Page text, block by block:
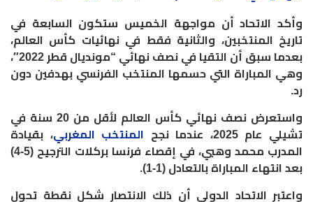
وأكد الاتحاد أن مواجهة الخميس ستكون السابعة في
تاريخ المنتخبين، والثانية فقط في نهائيات كأس العالم،
بعدما سبق أن التقيا في نصف نهائي “مونديال قطر 2022″،
وهي المباراة التي حسمها المنتخب الفرنسي بهدفين دون
رد.
واستعرض نصف نهائي كأس العالم لأقل من 20 سنة في
تشيلي عام 2025، عندما نجح
المنتخب المغربي، بقيادة
المدرب محمد وهبي، في إقصاء فرنسا بركلات الترجيح (5-4)
بعد انتهاء المباراة بالتعادل (1-1).
واعتبر الاتحاد الدولي أن ذلك الانتصار شكل نقطة تحول